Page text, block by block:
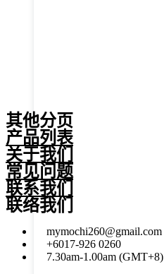
其他分页
产品列表
关于我们
常见问题
联系我们
联络我们
mymochi260@gmail.com
+6017-926 0260
7.30am-1.00am (GMT+8)